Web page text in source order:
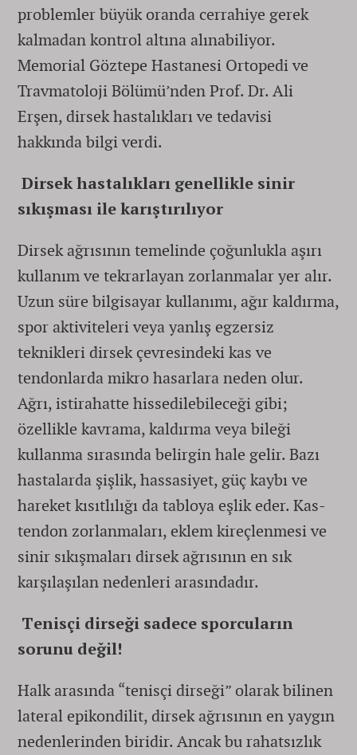
problemler büyük oranda cerrahiye gerek
kalmadan kontrol altına alınabiliyor.
Memorial Göztepe Hastanesi Ortopedi ve
Travmatoloji Bölümü’nden Prof. Dr. Ali
Erşen, dirsek hastalıkları ve tedavisi
hakkında bilgi verdi.
Dirsek hastalıkları genellikle sinir
sıkışması ile karıştırılıyor
Dirsek ağrısının temelinde çoğunlukla aşırı
kullanım ve tekrarlayan zorlanmalar yer alır.
Uzun süre bilgisayar kullanımı, ağır kaldırma,
spor aktiviteleri veya yanlış egzersiz
teknikleri dirsek çevresindeki kas ve
tendonlarda mikro hasarlara neden olur.
Ağrı, istirahatte hissedilebileceği gibi;
özellikle kavrama, kaldırma veya bileği
kullanma sırasında belirgin hale gelir. Bazı
hastalarda şişlik, hassasiyet, güç kaybı ve
hareket kısıtlılığı da tabloya eşlik eder. Kas-
tendon zorlanmaları, eklem kireçlenmesi ve
sinir sıkışmaları dirsek ağrısının en sık
karşılaşılan nedenleri arasındadır.
Tenisçi dirseği sadece sporcuların
sorunu değil!
Halk arasında “tenisçi dirseği” olarak bilinen
lateral epikondilit, dirsek ağrısının en yaygın
nedenlerinden biridir. Ancak bu rahatsızlık